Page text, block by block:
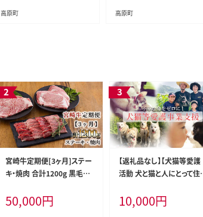
高原町 高原町
宮崎牛定期便[3ヶ月]ステー
キ・焼肉 合計1200g 黒毛和
分けて発送！ ［国産 ブランド
牛 お肉 ステーキ 焼肉 5000
50,000円
【返礼品なし】【犬猫等愛護
活動 犬と猫と人にとって住
崎県 高原町 特定非営利活
動法人 咲桃虎(さくもんと)
10,000円